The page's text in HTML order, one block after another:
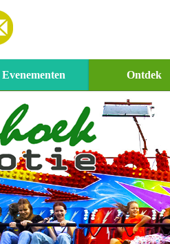
Evenementen Ontdek